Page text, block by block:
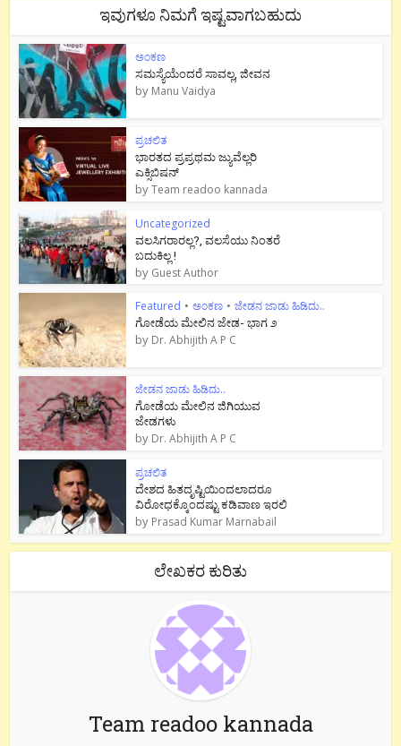
ಇವುಗಳೂ ನಿಮಗೆ ಇಷ್ಟವಾಗಬಹುದು
ಅಂಕಣ
ಸಮಸ್ಯೆಯೆಂದರೆ ಸಾವಲ್ಲ, ಜೀವನ
by Manu Vaidya
ಪ್ರಚಲಿತ
ಭಾರತದ ಪ್ರಪ್ರಥಮ ಜ್ಯುವೆಲ್ಲರಿ
ಎಕ್ಸಿಬಿಷನ್
byTeam readoo kannada
Uncategorized
ವಲಸಿಗರಾರಲ್ಲ?, ವಲಸೆಯು ನಿಂತರೆ
ಬದುಕಿಲ್ಲ !
by Guest Author
Featured • ಅಂಕಣ • ಜೇಡನ ಜಾಡು ಹಿಡಿದು..
ಗೋಡೆಯ ಮೇಲಿನ ಜೇಡ- ಭಾಗ ೨
by Dr. Abhijith A P C
ಜೇಡನ ಜಾಡು ಹಿಡಿದು..
ಗೋಡೆಯ ಮೇಲಿನ ಜಿಗಿಯುವ
ಜೇಡಗಳು
by Dr. Abhijith A P C
ಪ್ರಚಲಿತ
ದೇಶದ ಹಿತದೃಷ್ಟಿಯಿಂದಲಾದರೂ
ವಿರೋಧಕ್ಕೊಂದಷ್ಟು ಕಡಿವಾಣ ಇರಲಿ
by Prasad Kumar Marnabail
ಲೇಖಕರ ಕುರಿತು
Team readoo kannada